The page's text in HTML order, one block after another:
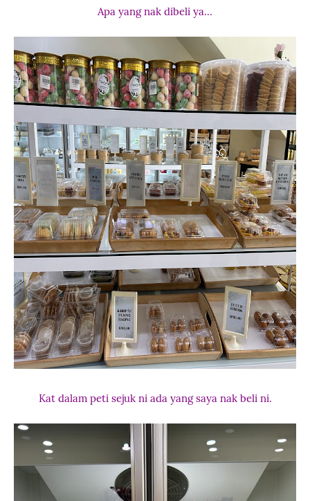
Apa yang nak dibeli ya...
Kat dalam peti sejuk ni ada yang saya nak beli ni.